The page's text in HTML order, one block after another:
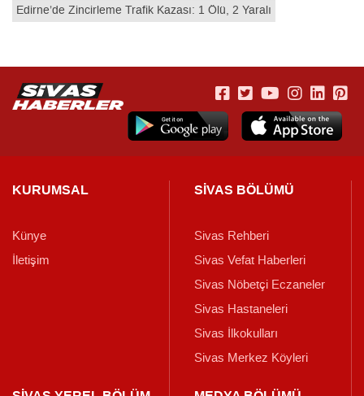
Edirne’de Zincirleme Trafik Kazası: 1 Ölü, 2 Yaralı
KURUMSAL
Künye
İletişim
SİVAS BÖLÜMÜ
Sivas Rehberi
Sivas Vefat Haberleri
Sivas Nöbetçi Eczaneler
Sivas Hastaneleri
Sivas İlkokulları
Sivas Merkez Köyleri